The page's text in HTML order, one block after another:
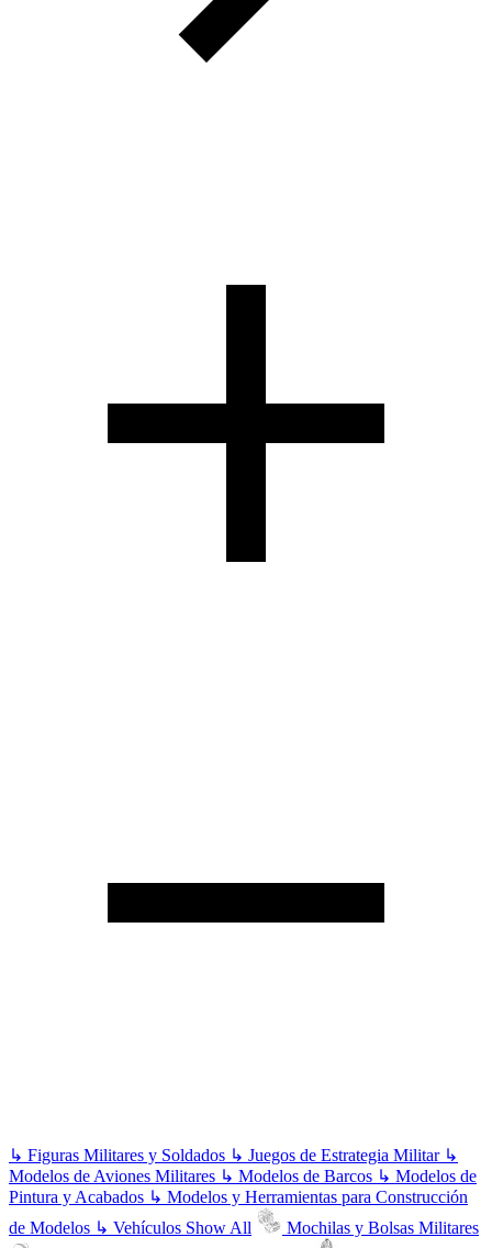
↳ Figuras Militares y Soldados ↳ Juegos de Estrategia Militar ↳
Modelos de Aviones Militares ↳ Modelos de Barcos ↳ Modelos de
Pintura y Acabados ↳ Modelos y Herramientas para Construcción
de Modelos ↳ Vehículos Show All
Mochilas y Bolsas Militares